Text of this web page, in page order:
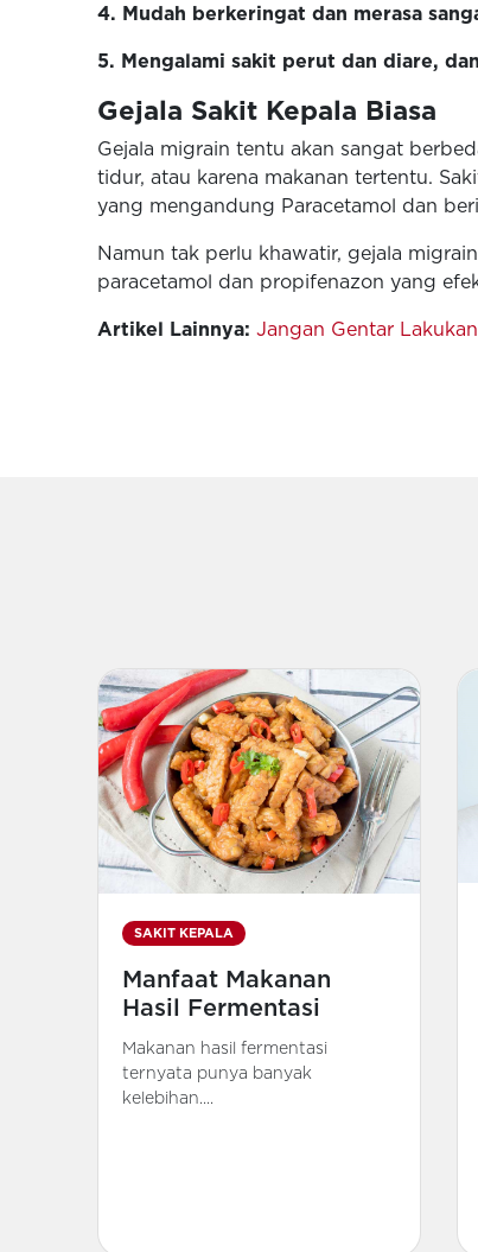
4. Mudah berkeringat dan merasa
5. Mengalami sakit perut dan diare,
Gejala Sakit Kepala Biasa
Gejala migrain tentu akan sangat
tidur, atau karena makanan tertentu.
yang mengandung Paracetamol dan
Namun tak perlu khawatir, gejala
paracetamol dan propifenazon yang
Artikel Lainnya: Jangan Gentar
SAKIT KEPALA
Manfaat Makanan
Hasil Fermentasi
Makanan hasil fermentasi
ternyata punya banyak
kelebihan....